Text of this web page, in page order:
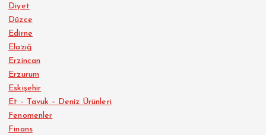
Diyet
Düzce
Edirne
Elazığ
Erzincan
Erzurum
Eskişehir
Et – Tavuk – Deniz Ürünleri
Fenomenler
Finans